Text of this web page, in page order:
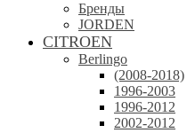
Бренды
JORDEN
CITROEN
Berlingo
(2008-2018)
1996-2003
1996-2012
2002-2012